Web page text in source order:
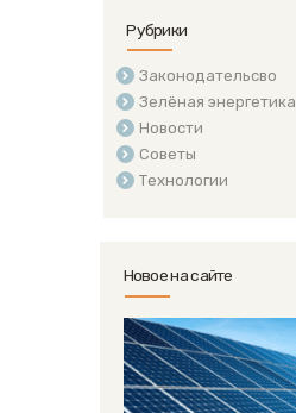
Рубрики
Законодательсво
Зелёная энергетика
Новости
Советы
Технологии
Новое на сайте